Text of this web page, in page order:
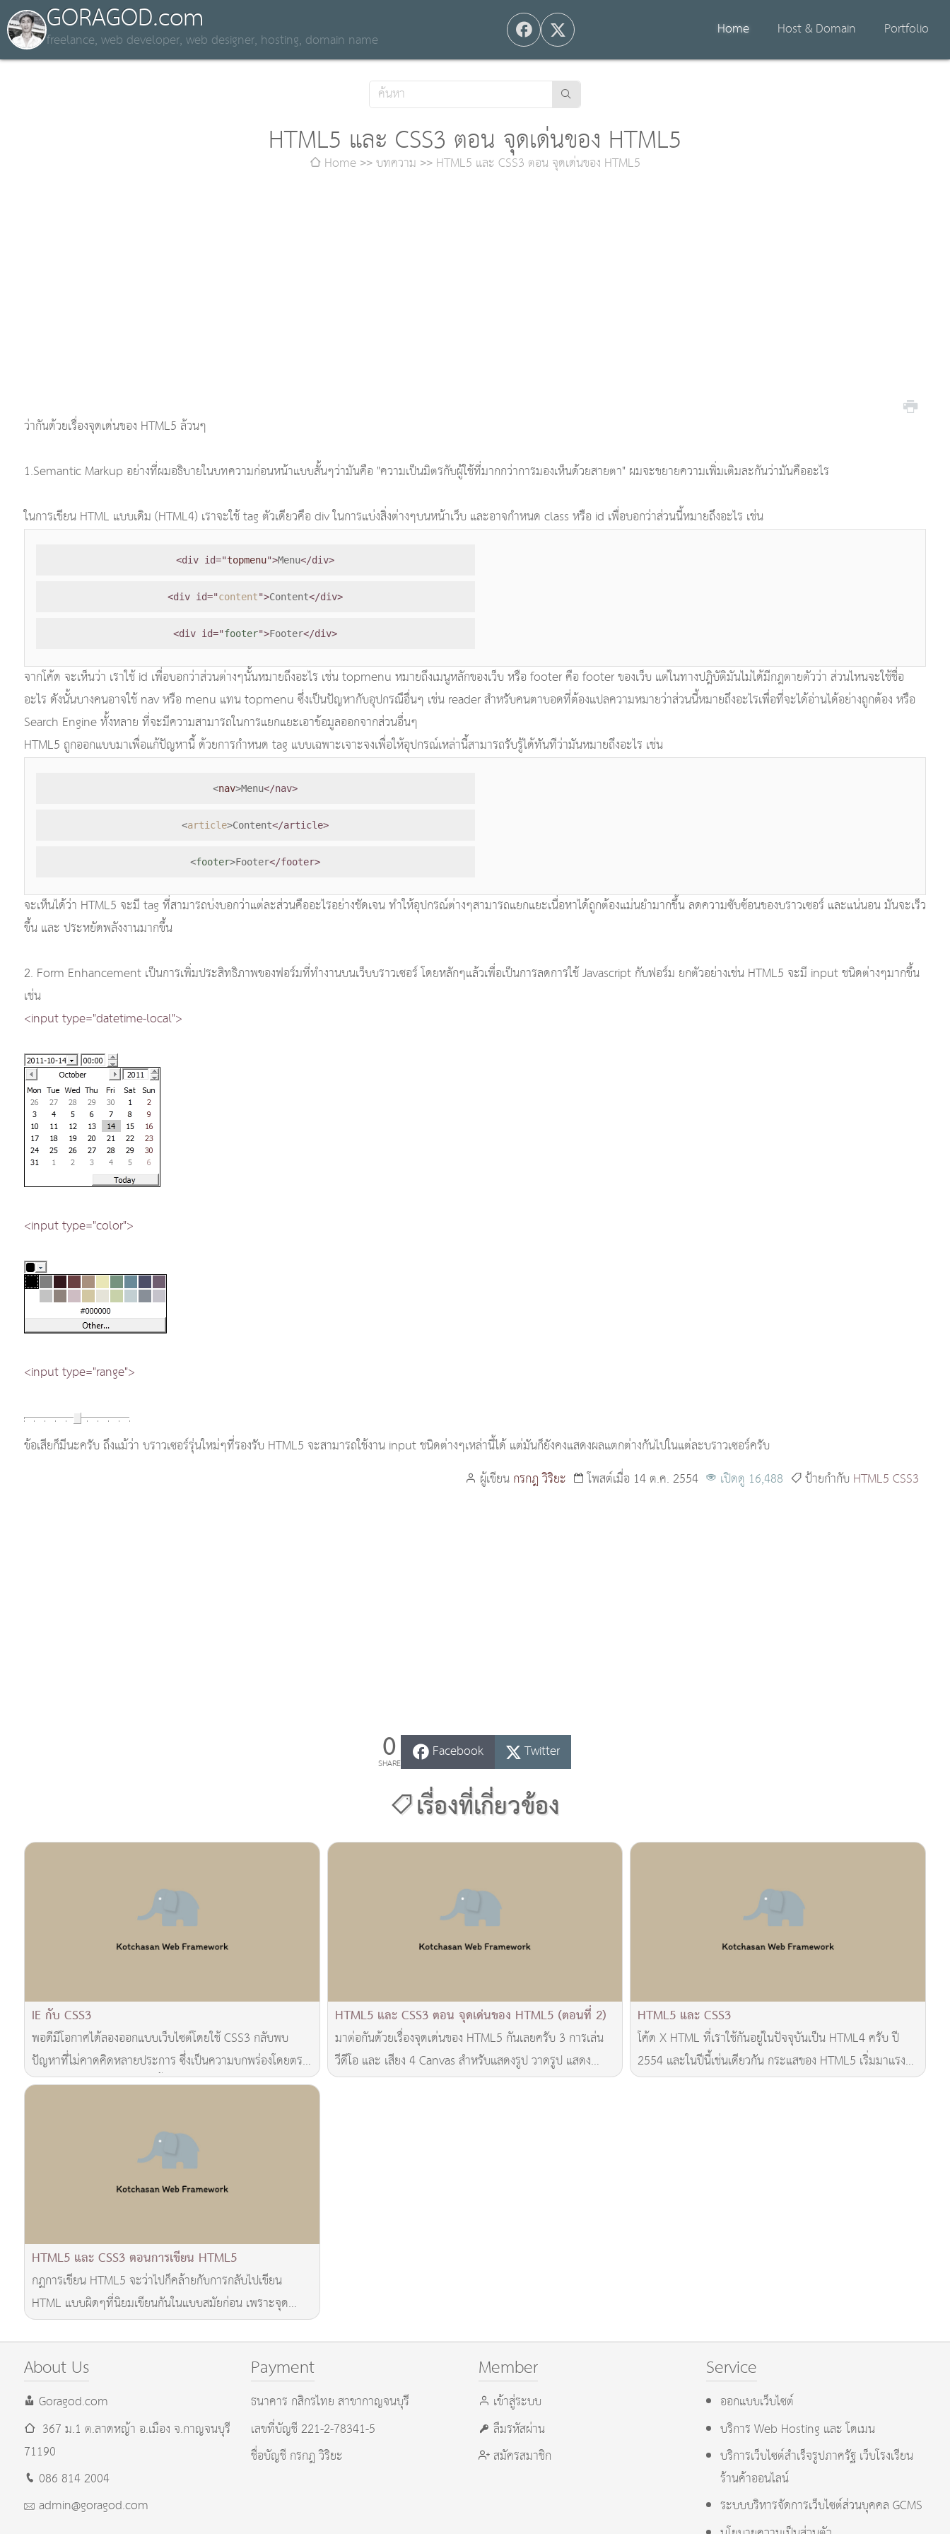
GORAGOD.com
freelance, web developer, web designer, hosting, domain name
Home Host & Domain Portfolio
HTML5 และ CSS3 ตอน จุดเด่นของ HTML5
Home บทความ HTML5 และ CSS3 ตอน จุดเด่นของ HTML5
ว่ากันด้วยเรื่องจุดเด่นของ HTML5 ล้วนๆ
1.Semantic Markup อย่างที่ผมอธิบายในบทความก่อนหน้าแบบสั้นๆว่ามันคือ "ความเป็นมิตรกับผู้ใช้ที่มากกว่าการมองเห็นด้วยสายตา" ผมจะขยายความเพิ่มเติมละกันว่ามันคืออะไร
ในการเขียน HTML แบบเดิม (HTML4) เราจะใช้ tag ตัวเดียวคือ div ในการแบ่งสิ่งต่างๆบนหน้าเว็บ และอาจกำหนด class หรือ id เพื่อบอกว่าส่วนนี้หมายถึงอะไร เช่น
<div id="topmenu">Menu</div>
<div id="content">Content</div>
<div id="footer">Footer</div>
จากโค้ด จะเห็นว่า เราใช้ id เพื่อบอกว่าส่วนต่างๆนั้นหมายถึงอะไร เช่น topmenu หมายถึงเมนูหลักของเว็บ หรือ footer คือ footer ของเว็บ แต่ในทางปฎิบัติมันไม่ได้มีกฎตายตัวว่า ส่วนไหนจะใช้ชื่อ
อะไร ดังนั้นบางคนอาจใช้ nav หรือ menu แทน topmenu ซึ่งเป็นปัญหากับอุปกรณือื่นๆ เช่น reader สำหรับคนตาบอดที่ต้องแปลความหมายว่าส่วนนี้หมายถึงอะไรเพื่อที่จะได้อ่านได้อย่างถูกต้อง หรือ
Search Engine ทั้งหลาย ที่จะมีความสามารถในการแยกแยะเอาข้อมูลออกจากส่วนอื่นๆ
HTML5 ถูกออกแบบมาเพื่อแก้ปัญหานี้ ด้วยการกำหนด tag แบบเฉพาะเจาะจงเพื่อให้อุปกรณ์เหล่านี้สามารถรับรู้ได้ทันทีว่ามันหมายถึงอะไร เช่น
<nav>Menu</nav>
<article>Content</article>
<footer>Footer</footer>
จะเห็นได้ว่า HTML5 จะมี tag ที่สามารถบ่งบอกว่าแต่ละส่วนคืออะไรอย่างชัดเจน ทำให้อุปกรณ์ต่างๆสามารถแยกแยะเนื่อหาได้ถูกต้องแม่นยำมากขึ้น ลดความซับซ้อนของบราวเซอร์ และแน่นอน มันจะเร็ว
ขึ้น และ ประหยัดพลังงานมากขึ้น
2. Form Enhancement เป็นการเพิ่มประสิทธิภาพของฟอร์มที่ทำงานบนเว็บบราวเซอร์ โดยหลักๆแล้วเพื่อเป็นการลดการใช้ Javascript กับฟอร์ม ยกตัวอย่างเช่น HTML5 จะมี input ชนิดต่างๆมากขึ้น
เช่น
<input type="datetime-local">
<input type="color">
<input type="range">
ข้อเสียก็มีนะครับ ถึงแม้ว่า บราวเซอร์รุ่นใหม่ๆที่รองรับ HTML5 จะสามารถใช้งาน input ชนิดต่างๆเหล่านี้ได้ แต่มันก็ยังคงแสดงผลแตกต่างกันไปในแต่ละบราวเซอร์ครับ
ผู้เขียนกรกฎ วิริยะ โพสต์เมื่อ 14 ต.ค. 2554 เปิดดู 16,488 ป้ายกำกับ HTML5 CSS3
0
SHARE
Facebook Twitter
เรื่องที่เกี่ยวข้อง
IE กับ CSS3
พอดีมีโอกาศได้ลองออกแบบเว็บไซต์โดยใช้ CSS3 กลับพบ
ปัญหาที่ไม่คาดคิดหลายประการ ซึ่งเป็นความบกพร่องโดยตรง
ของ IE โดยได้มีการทดสอบทั้ง IE7 IE8 และ IE9 ด..
HTML5 และ CSS3 ตอน จุดเด่นของ HTML5 (ตอนที่ 2)
มาต่อกันด้วยเรื่องจุดเด่นของ HTML5 กันเลยครับ 3 การเล่น
วีดีโอ และ เสียง 4 Canvas สำหรับแสดงรูป วาดรูป แสดง
กราฟ หรือ โฆษณาเคลื่อนไหวอื่นๆ ที่สามารถต
HTML5 และ CSS3
โค้ด X HTML ที่เราใช้กันอยู่ในปัจจุบันเป็น HTML4 ครับ ปี
2554 และในปีนี้เช่นเดียวกัน กระแสของ HTML5 เริ่มมาแรง
อันเนื่องมาจากข้อจำกัดของ HTML4 โ
HTML5 และ CSS3 ตอนการเขียน HTML5
กฏการเขียน HTML5 จะว่าไปก็คล้ายกับการกลับไปเขียน
HTML แบบผิดๆที่นิยมเขียนกันในแบบสมัยก่อน เพราะจุด
ประสงค์ของการใช้งานมาตรฐาน HTML5 ก็เพื่อให้เราสาม
About Us
Goragod.com
367 ม.1 ต.ลาดหญ้า อ.เมืองจ.กาญจนบุรี
71190
086 814 2004
admin@goragod.com
Payment
ธนาคาร กสิกรไทย สาขากาญจนบุรี
เลขที่บัญชี 221-2-78341-5
ชื่อบัญชี กรกฎ วิริยะ
Member
เข้าสู่ระบบ
ลืมรหัสผ่าน
สมัครสมาชิก
Service
ออกแบบเว็บไซต์
บริการ Web Hosting และ โดเมน
บริการเว็บไซต์สำเร็จรูปภาครัฐ เว็บโรงเรียน
ร้านค้าออนไลน์
ระบบบริหารจัดการเว็บไซต์ส่วนบุคคล GCMS